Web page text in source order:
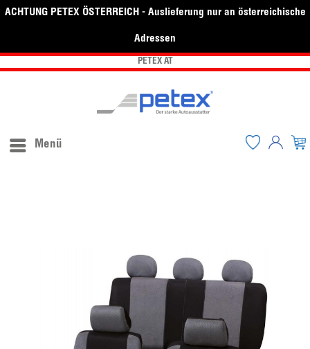
ACHTUNG PETEX ÖSTERREICH - Auslieferung nur an österreichische
Adressen
PETEX AT
Menü